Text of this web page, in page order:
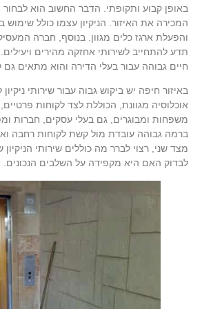
באופן קבוע ותקופתי. הדבר החשוב הוא לבחור
המכירה את האיזור. הניקיון עצמו כולל שימוש
והפעלת ארגז כלים מגוון. בנוסף, חברה המעסיקה
תדע להתחייב לשירותי אחזקה מהירים ויעילים.
חיים גבוהה עבור בעלי הדירה והוא מתאים גם
באיזור חיפה יש ביקוש גבוה עבור שירותי ניקיון
אוכלוסיה מגוונת, הכוללת לצד לקוחות פרטיים,
משפחות ומבוגרים, גם בעלי עסקים, חברות
ברמה גבוהה עובדת מול קשת לקוחות רחבה ואף
מצד שני, רצוי לברר מה כוללים שירותי הניקיון
לבדוק האם היא מקפידה על השלבים הנכונים.